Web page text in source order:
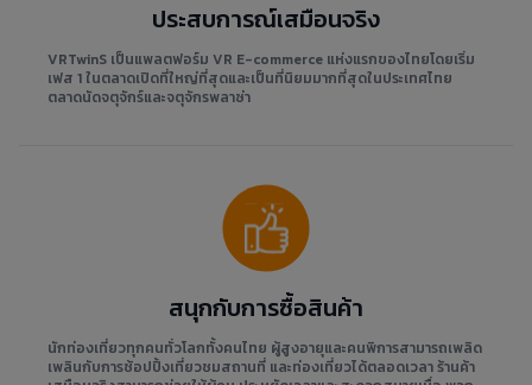
ประสบการณ์เสมือนจริง
VRTwinS เป็นแพลตฟอร์ม VR E-commerce แห่งแรกของไทยโดยเริ่ม
เฟส 1 ในตลาดเปิดที่ใหญ่ที่สุดและเป็นที่นิยมมากที่สุดในประเทศไทย
ตลาดนัดจตุจักร์และจตุจักรพลาซ่า
สนุกกับการซื้อสินค้า
นักท่องเที่ยวทุกคนทั่วโลกทั้งคนไทย ผู้สูงอายุและคนพิการสามารถเพลิด
เพลินกับการช้อปปิ้งเที่ยวชมสถานที่ และท่องเที่ยวได้ตลอดเวลา ร้านค้า